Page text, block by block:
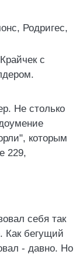
Родригес,
с
Не столько
которым
229,
себя так
Как бегущий
- давно. Но